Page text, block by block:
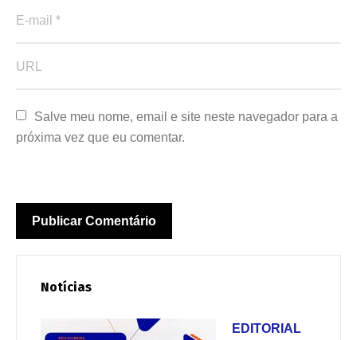
Salve meu nome, email e site neste navegador para a
próxima vez que eu comentar.
Notícias
EDITORIAL